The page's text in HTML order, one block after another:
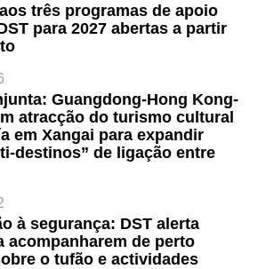
três programas de apoio
para 2027 abertas a partir
Guangdong-Hong Kong-
atracção do turismo cultural
em Xangai para expandir
destinos” de ligação entre
à segurança: DST alerta
acompanharem de perto
o tufão e actividades